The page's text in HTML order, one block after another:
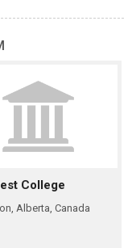
College
Alberta, Canada